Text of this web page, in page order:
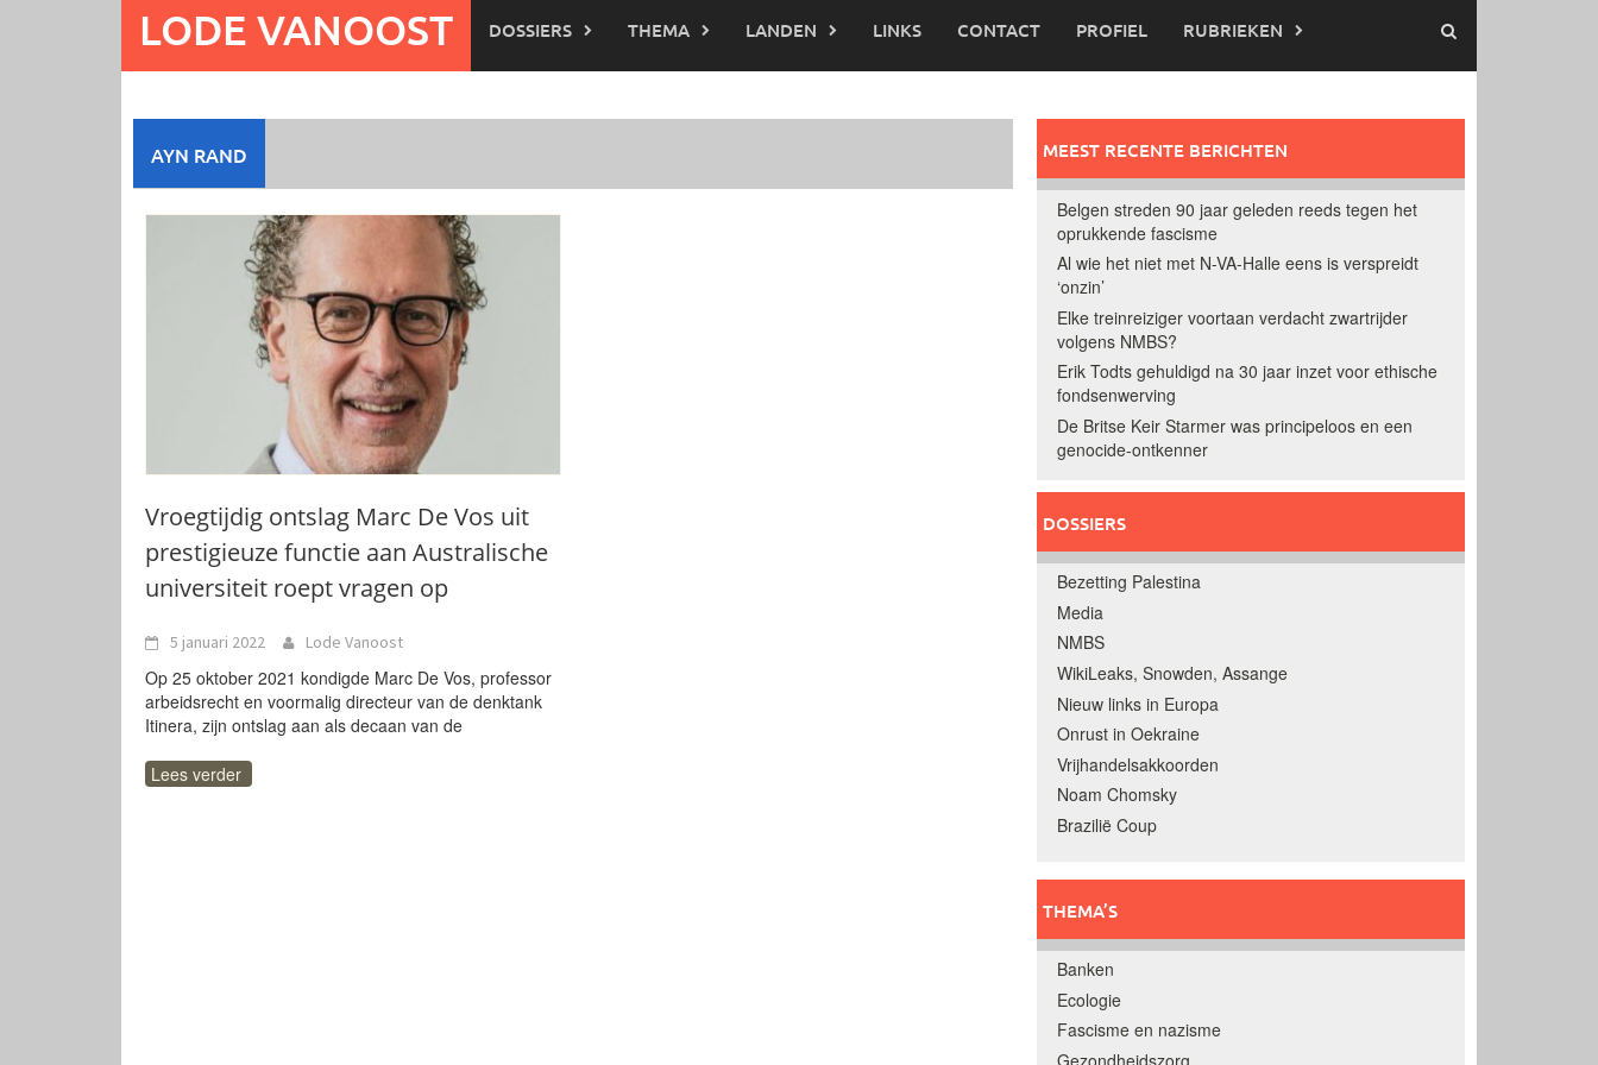
LODE VANOOST DOSSIERS THEMA LANDEN LINKS CONTACT PROFIEL RUBRIEKEN
AYN RAND
Vroegtijdig ontslag Marc De Vos uit
prestigieuze functie aan Australische
universiteit roept vragen op
5 januari 2022 Lode Vanoost
Op 25 oktober 2021 kondigde Marc De Vos, professor
arbeidsrecht en voormalig directeur van de denktank
Itinera, zijn ontslag aan als decaan van de
Lees verder
MEEST RECENTE BERICHTEN
Belgen streden 90 jaar geleden reeds tegen het
oprukkende fascisme
Al wie het niet met N-VA-Halle eens is verspreidt
‘onzin’
Elke treinreiziger voortaan verdacht zwartrijder
volgens NMBS?
Erik Todts gehuldigd na 30 jaar inzet voor ethische
fondsenwerving
De Britse Keir Starmer was principeloos en een
genocide-ontkenner
DOSSIERS
Bezetting Palestina
Media
NMBS
WikiLeaks, Snowden, Assange
Nieuw links in Europa
Onrust in Oekraine
Vrijhandelsakkoorden
Noam Chomsky
Brazilië Coup
THEMA’S
Banken
Ecologie
Fascisme en nazisme
Gezondheidszorg